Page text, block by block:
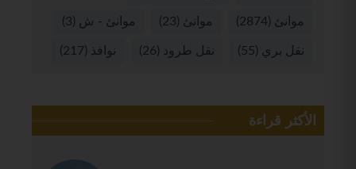
موانئ (2874) موانئ (23) موانئ - ش (3)
نقل بري (55) نقل طرود (26) نوافذ (217)
الأكثر قراءة